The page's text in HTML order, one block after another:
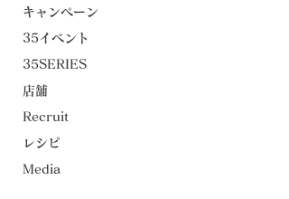
キャンペーン
35イベント
35SERIES
店舗
Recruit
レシピ
Media